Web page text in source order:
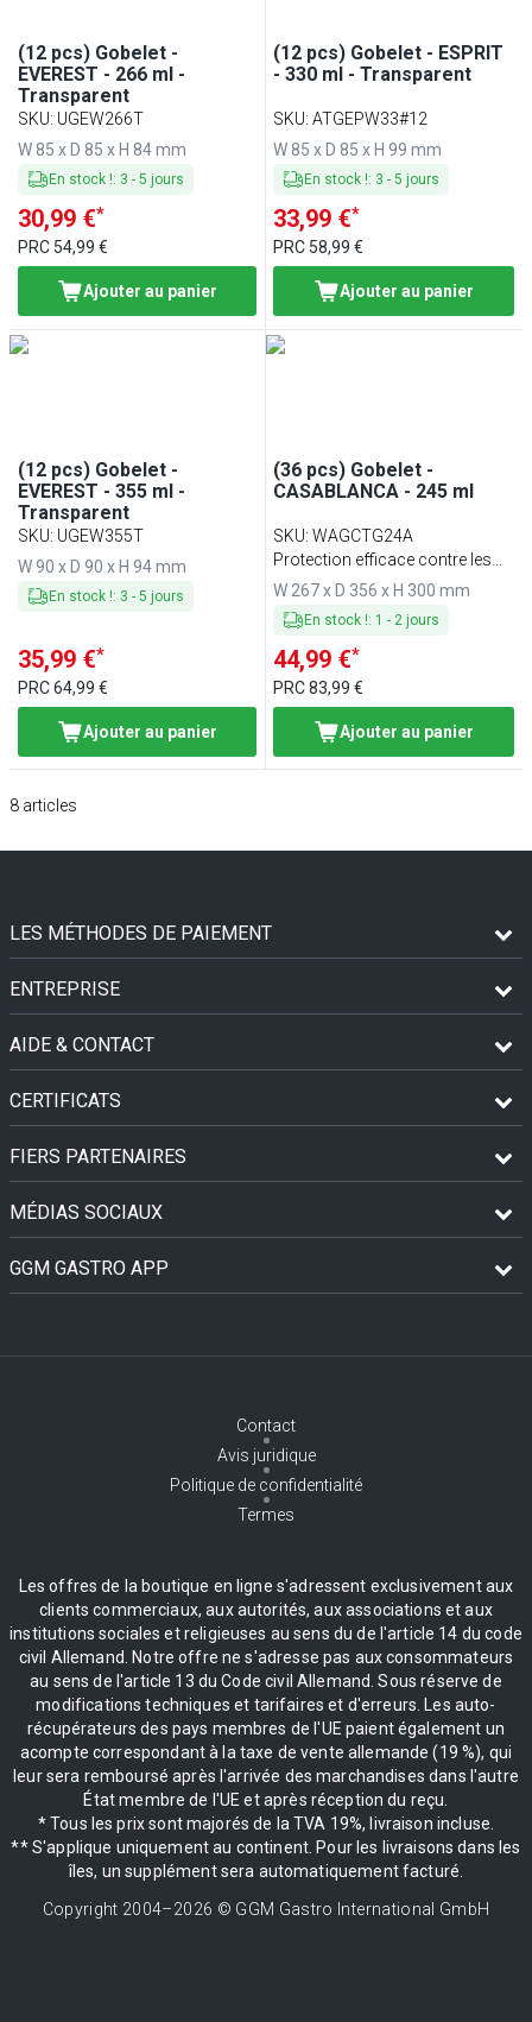
(12 pcs) Gobelet -
EVEREST - 266 ml -
Transparent
SKU: UGEW266T
W 85 x D 85 x H 84 mm
En stock !: 3 - 5 jours
30,99 €*
PRC 54,99 €
Ajouter au panier
(12 pcs) Gobelet - ESPRIT
- 330 ml - Transparent
SKU:ATGEPW33#12
W 85 x D 85 x H 99 mm
En stock !: 3 -5 jours
33,99 €*
PRC 58,99 €
Ajouter au panier
(12 pcs) Gobelet -
EVEREST - 355 ml -
Transparent
SKU: UGEW355T
W 90 x D 90 x H 94 mm
En stock !: 3 - 5 jours
35,99 €*
PRC64,99 €
Ajouter au panier
(36 pcs) Gobelet -
CASABLANCA - 245 ml
SKU:WAGCTG24A
Protection efficace contre les
virus, bactéries et champignons
W 267 x D 356 x H 300 mm
En stock !: 1 - 2 jours
44,99 €*
PRC83,99 €
Ajouter au panier
8 articles
LES MÉTHODES DE PAIEMENT
ENTREPRISE
AIDE & CONTACT
CERTIFICATS
FIERS PARTENAIRES
MÉDIAS SOCIAUX
GGM GASTRO APP
Contact
Avis juridique
Politique de confidentialité
Termes
Les offres de la boutique en ligne s'adressent exclusivement aux
clients commerciaux, aux autorités, aux associations et aux
institutions sociales et religieuses au sens du de l'article 14 du code
civil Allemand. Notre offre ne s'adresse pas aux consommateurs
au sens de l'article 13 du Code civil Allemand. Sous réserve de
modifications techniques et tarifaires et d'erreurs. Les auto-
récupérateurs des pays membres de l'UE paient également un
acompte correspondant à la taxe de vente allemande (19 %), qui
leur sera remboursé après l'arrivée des marchandises dans l'autre
État membre de l'UE et après réception du reçu.
* Tous les prix sont majorés de la TVA 19%, livraison incluse.
** S'applique uniquement au continent. Pour les livraisons dans les
îles, un supplément sera automatiquement facturé.
Copyright 2004–2026 © GGM Gastro International GmbH